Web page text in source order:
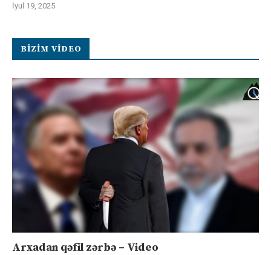
İyul 19, 2025
BIZIM VIDEO
Arxadan qəfil zərbə – Video